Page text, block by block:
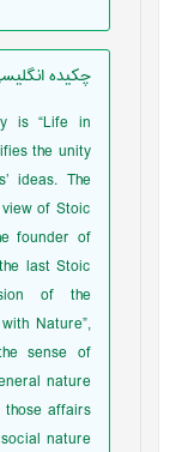
چکیده
is “Life in
the unity
ideas. The
of Stoic
founder of
last Stoic
of the
Nature”,
sense of
nature
affairs
nature